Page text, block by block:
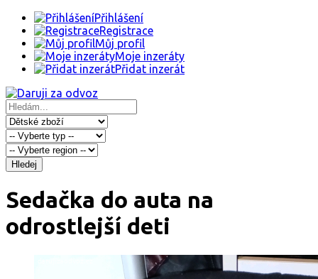
Přihlášení
Registrace
Můj profil
Moje inzeráty
Přidat inzerát
Hledej
Sedačka do auta na
odrostlejší deti